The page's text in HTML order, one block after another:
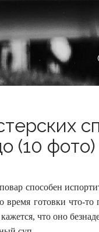
(10 фото)
способен
время готовки что-
кажется, что оно